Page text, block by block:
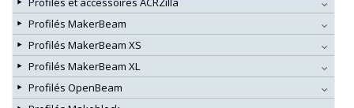
Profilés MakerBeam
Profilés MakerBeam XS
Profilés MakerBeam XL
Profilés OpenBeam